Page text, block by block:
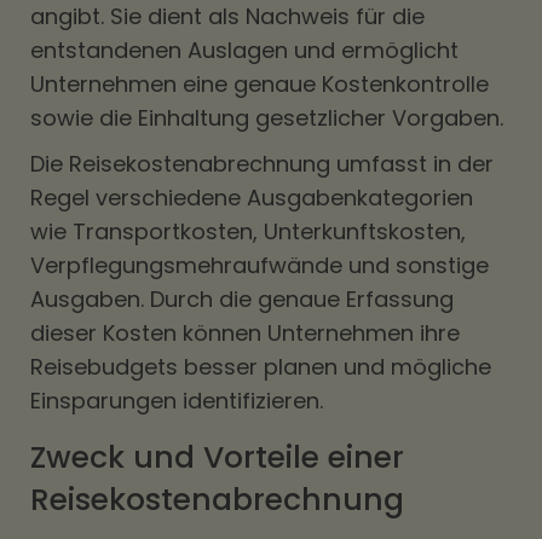
angibt. Sie dient als Nachweis für die
entstandenen Auslagen und ermöglicht
Unternehmen eine genaue Kostenkontrolle
sowie die Einhaltung gesetzlicher Vorgaben.
Die Reisekostenabrechnung umfasst in der
Regel verschiedene Ausgabenkategorien
wie Transportkosten, Unterkunftskosten,
Verpflegungsmehraufwände und sonstige
Ausgaben. Durch die genaue Erfassung
dieser Kosten können Unternehmen ihre
Reisebudgets besser planen und mögliche
Einsparungen identifizieren.
Zweck und Vorteile einer
Reisekostenabrechnung